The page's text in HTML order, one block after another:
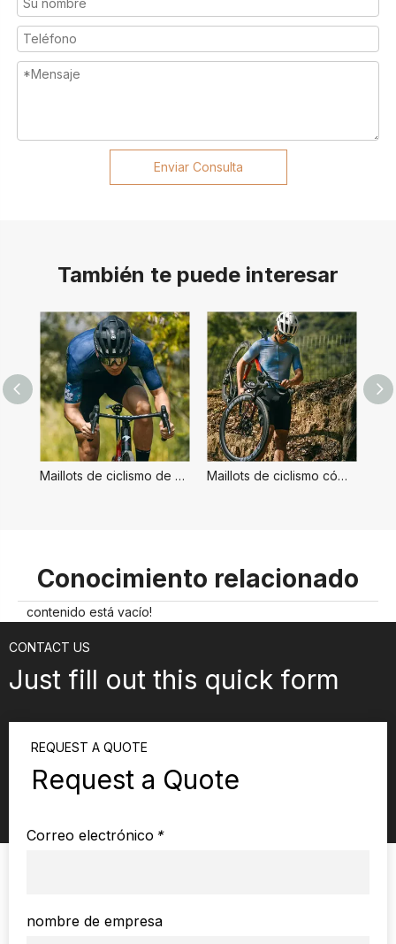
Enviar Consulta
También te puede interesar
Maillots de ciclismo de secado rápido para hombre Maillots de ciclismo cómodos y elegantes para hombre
Conocimiento relacionado
contenido está vacío!
CONTACT US
Just fill out this quick form
REQUEST A QUOTE
Request a Quote
*
Correo electrónico
nombre de empresa